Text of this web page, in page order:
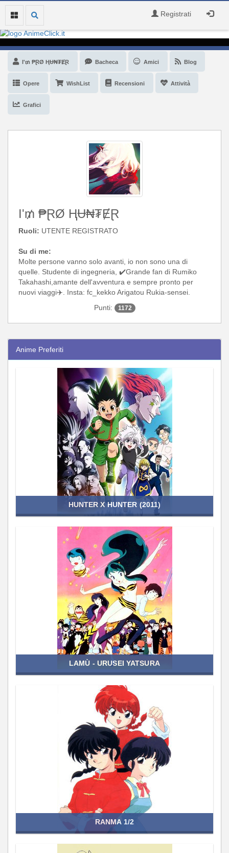
Registrati
I'₥ ₱ⱤØ ⱧɄ₦₮ɆⱤ Bacheca Amici Blog
Opere WishList Recensioni Attività
Grafici
I'₥ ₱ⱤØ ⱧɄ₦₮ɆⱤ
Ruoli: UTENTE REGISTRATO
Su di me:
Molte persone vanno solo avanti, io non sono una di
quelle. Studente di ingegneria, ✔️Grande fan di Rumiko
Takahashi,amante dell'avventura e sempre pronto per
nuovi viaggi✈️. Insta: fc_kekko Arigatou Rukia-sensei.
Punti:
1172
Anime Preferiti
HUNTER X HUNTER (2011)
LAMÙ - URUSEI YATSURA
RANMA 1/2